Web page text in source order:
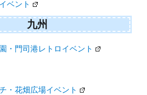
ベント
九州
・門司港レトロイベント
・花畑広場イベント